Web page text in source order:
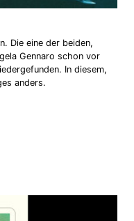
Die eine der beiden,
Gennaro schon vor
In diesem,
anders.